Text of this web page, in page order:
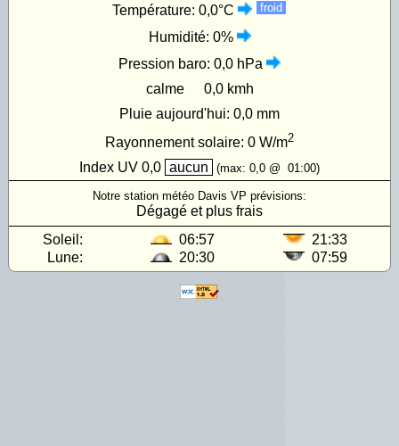
Température: 0,0°C froid
Humidité: 0%
Pression baro: 0,0 hPa
calme
0,0 kmh
Pluie aujourd'hui: 0,0 mm
Rayonnement solaire: 0 W/m2
Index UV 0,0 aucun (max: 0,0 @ 01:00)
Notre station météo Davis VP prévisions:
Dégagé et plus frais
Soleil:
06:57
21:33
Lune:
20:30 07:59